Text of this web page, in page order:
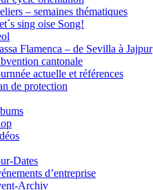
– semaines thématiques
sing oise Song!
Flamenca – de Sevilla à Jajpur
cantonale
actuelle et références
de protection
Dates
d’entreprise
Archiv